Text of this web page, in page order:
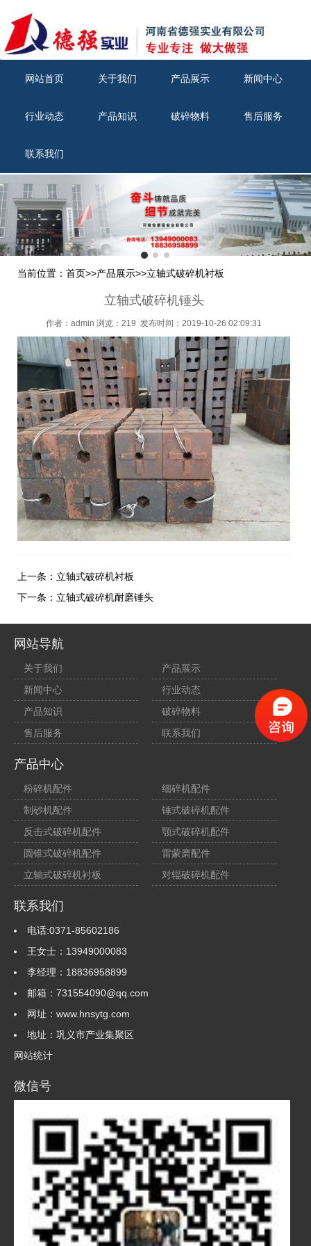
网站首页 关于我们 产品展示 新闻中心
行业动态 产品知识 破碎物料 售后服务
联系我们
当前位置： 首页>>产品展示>>立轴式破碎机衬板
立轴式破碎机锤头
作者： admin 浏览：219 发布时间：2019-10-26 02:09:31
上一条： 立轴式破碎机衬板
下一条： 立轴式破碎机耐磨锤头
网站导航
关于我们
产品展示
新闻中心
行业动态
产品知识
破碎物料
售后服务
联系我们
产品中心
粉碎机配件
细碎机配件
制砂机配件
锤式破碎机配件
反击式破碎机配件
颚式破碎机配件
圆锥式破碎机配件
雷蒙磨配件
立轴式破碎机衬板
对辊破碎机配件
联系我们
电话:0371-85602186
王女士：13949000083
李经理：18836958899
邮箱：731554090@qq.com
网址：www.hnsytg.com
地址：巩义市产业集聚区
网站统计
微信号